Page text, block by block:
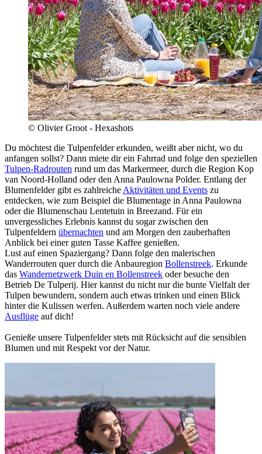
© Olivier Groot - Hexashots
Du möchtest die Tulpenfelder erkunden, weißt aber nicht, wo du
anfangen sollst? Dann miete dir ein Fahrrad und folge den speziellen
Tulpen-Radrouten rund um das Markermeer, durch die Region Kop
van Noord-Holland oder den Anna Paulowna Polder. Entlang der
Blumenfelder gibt es zahlreiche Aktivitäten und Events zu
entdecken, wie zum Beispiel die Blumentage in Anna Paulowna
oder die Blumenschau Lentetuin in Breezand. Für ein
unvergessliches Erlebnis kannst du sogar zwischen den
Tulpenfeldern übernachten und am Morgen den zauberhaften
Anblick bei einer guten Tasse Kaffee genießen.
Lust auf einen Spaziergang? Dann folge den malerischen
Wanderrouten quer durch die Anbauregion Bollenstreek. Erkunde
das Wandernetzwerk Duin en Bollenstreek oder besuche den
Betrieb De Tulperij. Hier kannst du nicht nur die bunte Vielfalt der
Tulpen bewundern, sondern auch etwas trinken und einen Blick
hinter die Kulissen werfen. Außerdem warten noch viele andere
Ausflüge auf dich!
Genieße unsere Tulpenfelder stets mit Rücksicht auf die sensiblen
Blumen und mit Respekt vor der Natur.